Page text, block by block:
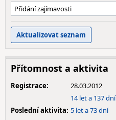
Přidání zajímavosti
Přítomnost a aktivita
Registrace:
28.03.2012
14 let a 137 dní
Poslední aktivita: 5 let a 73 dní